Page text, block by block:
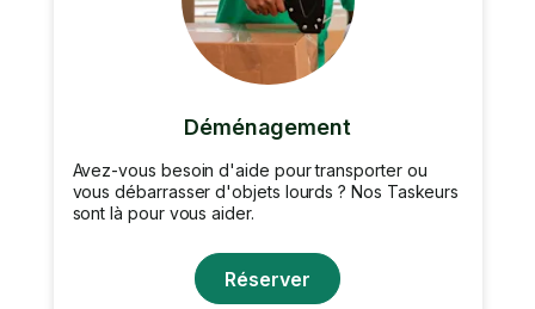
Déménagement
Avez-vous besoin d'aide pour transporter ou
vous débarrasser d'objets lourds ? Nos Taskeurs
sont là pour vous aider.
Réserver